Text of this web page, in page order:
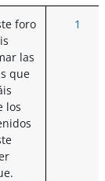
foro
las
que
los
1